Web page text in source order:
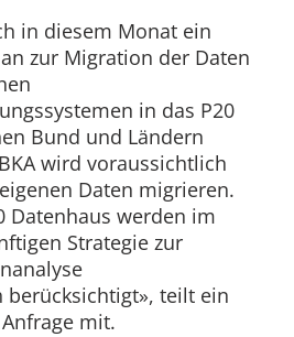
in diesem Monat ein
zur Migration der Daten
in das P20
Bund und Ländern
wird voraussichtlich
Daten migrieren.
Datenhaus werden im
Strategie zur
berücksichtigt», teilt ein
mit.